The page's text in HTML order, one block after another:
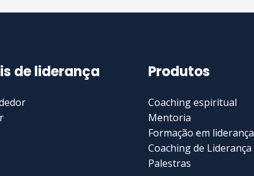
de liderança Produtos
Coaching espiritual
Mentoria
Formação em liderança
Coaching de Liderança
Palestras